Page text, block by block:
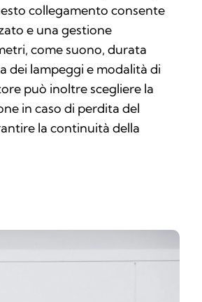
collegamento consente
e una gestione
come suono, durata
dei lampeggi e modalità di
può inoltre scegliere la
in caso di perdita del
la continuità della